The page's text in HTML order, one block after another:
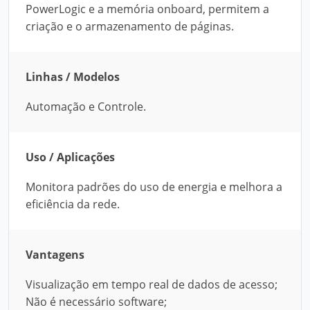
PowerLogic e a memória onboard, permitem a
criação e o armazenamento de páginas.
Linhas / Modelos
Automação e Controle.
Uso / Aplicações
Monitora padrões do uso de energia e melhora a
eficiência da rede.
Vantagens
Visualização em tempo real de dados de acesso;
Não é necessário software;